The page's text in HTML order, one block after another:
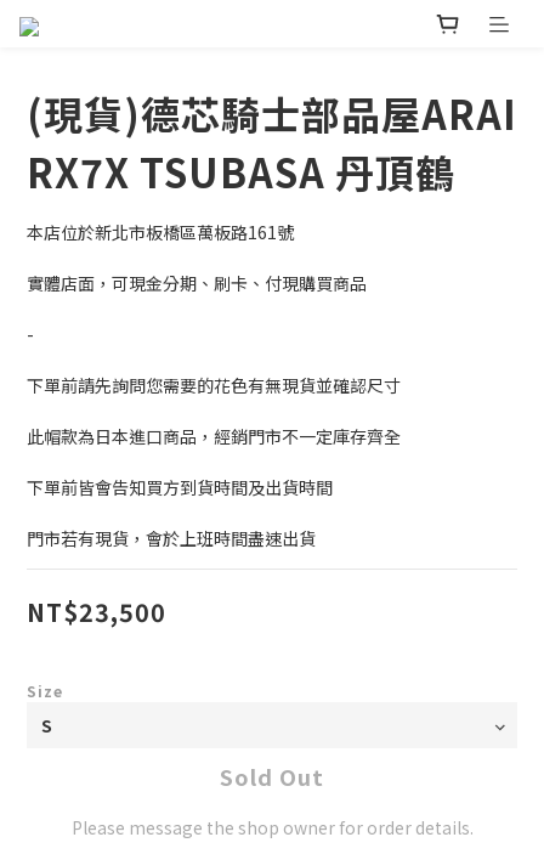
(現貨)德芯騎士部品屋ARAI
RX7X TSUBASA 丹頂鶴
本店位於新北市板橋區萬板路161號
實體店面，可現金分期、刷卡、付現購買商品
-
下單前請先詢問您需要的花色有無現貨並確認尺寸
此帽款為日本進口商品，經銷門市不一定庫存齊全
下單前皆會告知買方到貨時間及出貨時間
門市若有現貨，會於上班時間盡速出貨
NT$23,500
Size
Sold Out
Please message the shop owner for order details.